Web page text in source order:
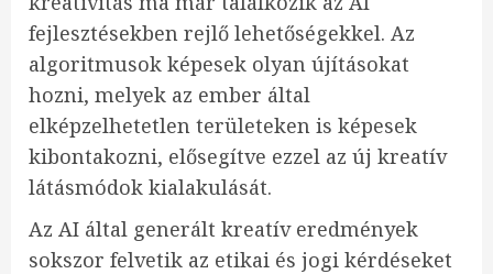
fejlesztésekben rejlő lehetőségekkel. Az
algoritmusok képesek olyan újításokat
hozni, melyek az ember által
elképzelhetetlen területeken is képesek
kibontakozni, elősegítve ezzel az új kreatív
látásmódok kialakulását.
Az AI által generált kreatív eredmények
sokszor felvetik az etikai és jogi kérdéseket